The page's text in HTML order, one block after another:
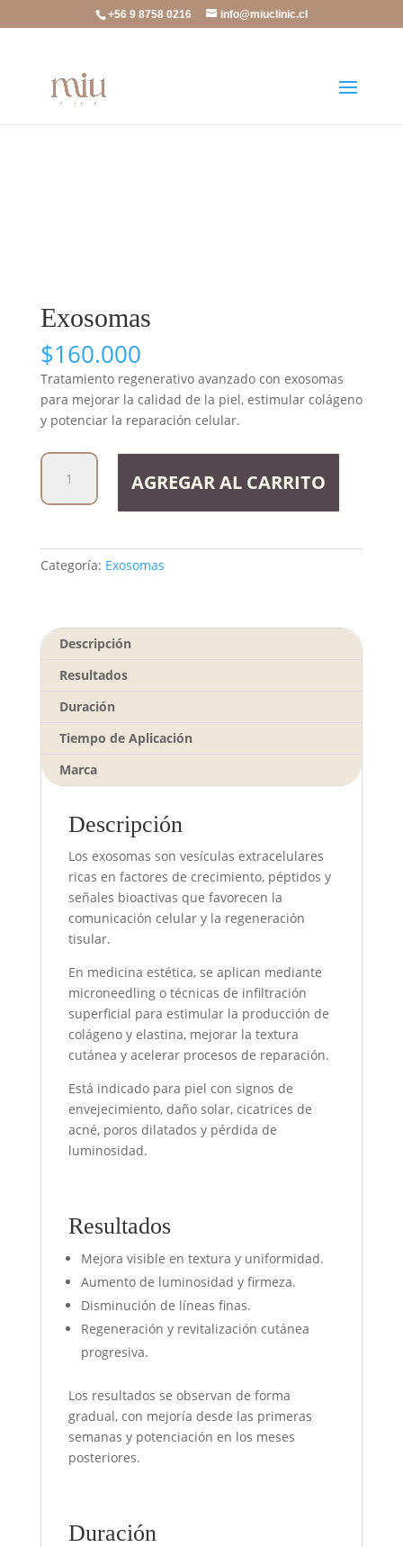
+56 9 8758 0216 info@miuclinic.cl
Exosomas
$160.000
Tratamiento regenerativo avanzado con exosomas
para mejorar la calidad de la piel, estimular colágeno
y potenciar la reparación celular.
Exosomas
cantidad
AGREGAR AL CARRITO
Categoría: Exosomas
Descripción
Resultados
Duración
Tiempo de Aplicación
Marca
Descripción
Los exosomas son vesículas extracelulares
ricas en factores de crecimiento, péptidos y
señales bioactivas que favorecen la
comunicación celular y la regeneración
tisular.
En medicina estética, se aplican mediante
microneedling o técnicas de infiltración
superficial para estimular la producción de
colágeno y elastina, mejorar la textura
cutánea y acelerar procesos de reparación.
Está indicado para piel con signos de
envejecimiento, daño solar, cicatrices de
acné, poros dilatados y pérdida de
luminosidad.
Resultados
Mejora visible en textura y uniformidad.
Aumento de luminosidad y firmeza.
Disminución de líneas finas.
Regeneración y revitalización cutánea
progresiva.
Los resultados se observan de forma
gradual, con mejoría desde las primeras
semanas y potenciación en los meses
posteriores.
Duración